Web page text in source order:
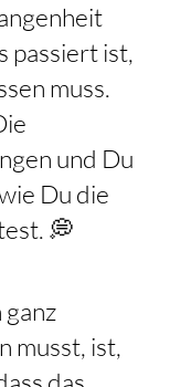
passiert ist,
muss.
und Du
Du die
💭
musst, ist,